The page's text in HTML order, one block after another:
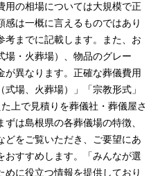
用の相場については大規模で正
は一概に言えるものではあり
考までに記載します。また、お
場・火葬場）、物品のグレー
が異なります。正確な葬儀費用
場、火葬場）」「宗教形式」
上で見積りを葬儀社・葬儀屋さ
は島根県の各葬儀場の特徴、
どをご覧いただき、ご要望にあ
おすすめします。「みんなが選
に役立つ情報を提供しており